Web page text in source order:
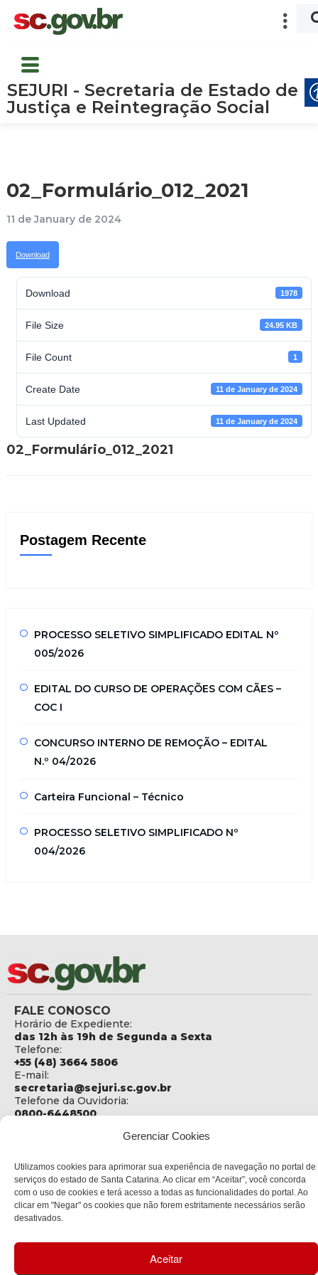
Gerenciar Cookies
Utilizamos cookies para aprimorar sua experiência de navegação no portal de
serviços do estado de Santa Catarina. Ao clicar em “Aceitar”, você concorda
com o uso de cookies e terá acesso a todas as funcionalidades do portal. Ao
clicar em "Negar" os cookies que não forem estritamente necessários serão
desativados.
Aceitar
SEJURI - Secretaria de Estado de
Justiça e Reintegração Social
02_Formulário_012_2021
11 de January de 2024
Download
Download 1978
File Size 24.95 KB
File Count 1
Create Date 11 de January de 2024
Last Updated 11 de January de 2024
02_Formulário_012_2021
Postagem Recente
PROCESSO SELETIVO SIMPLIFICADO EDITAL Nº
005/2026
EDITAL DO CURSO DE OPERAÇÕES COM CÃES –
COC I
CONCURSO INTERNO DE REMOÇÃO – EDITAL
N.º 04/2026
Carteira Funcional – Técnico
PROCESSO SELETIVO SIMPLIFICADO Nº
004/2026
FALE CONOSCO
Horário de Expediente:
das 12h às 19h de Segunda a Sexta
Telefone:
+55 (48) 3664 5806
E-mail:
secretaria@sejuri.sc.gov.br
Telefone da Ouvidoria:
0800-6448500
Social
Rua Fúlvio Aducci, 1214 - Loja 06
Bairro:
Estreito - Florianópolis - SC
88075-000